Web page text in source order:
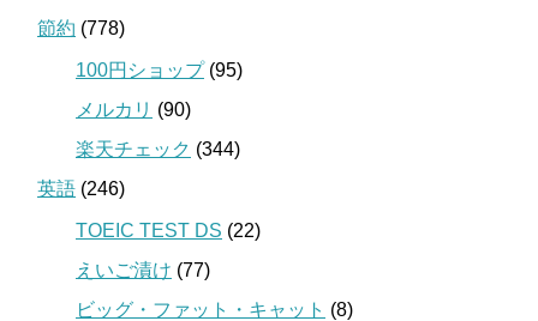
節約 (778)
100円ショップ(95)
メルカリ (90)
楽天チェック (344)
英語 (246)
TOEIC TEST DS (22)
えいご漬け (77)
ビッグ・ファット・キャット (8)